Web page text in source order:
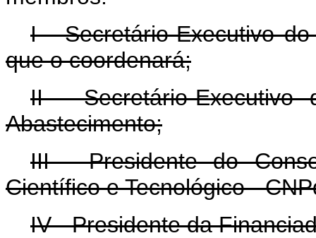
I - Secretário-Executivo
que o coordenará;
II - Secretário-
Abastecimento;
III - Presidente do
Científico e Tecnológico -
IV - Presidente da